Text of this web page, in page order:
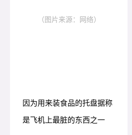
（图片来源：网络）
因为用来装食品的托盘据称
是飞机上最脏的东西之一